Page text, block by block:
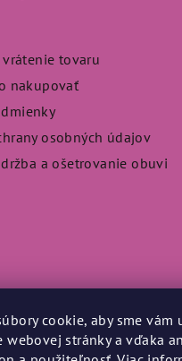
cookie, aby sme
webovej stránky a vďaka
vrátenie tovaru
nakupovať
osobných údajov
a ošetrovanie obuvi